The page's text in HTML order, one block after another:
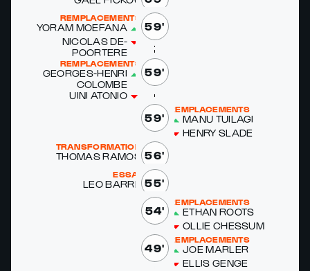
59'
REMPLACEMENTS
YORAM MOE­FANA
NICO­LAS DE­
POORTERE
59'
REMPLACEMENTS
GEORGES-HEN­RI
COLOMBE
UI­NI ATO­NIO
59'
REMPLACEMENTS
MANU TU­ILA­GI
HEN­RY SLADE
56'
TRANSFORMATION
THOMAS RAMOS
55'
ESSAI
LEO BARRE
54'
REMPLACEMENTS
ETHAN ROOTS
OL­LIE CHES­SUM
49'
REMPLACEMENTS
JOE MAR­LER
EL­LIS GENGE